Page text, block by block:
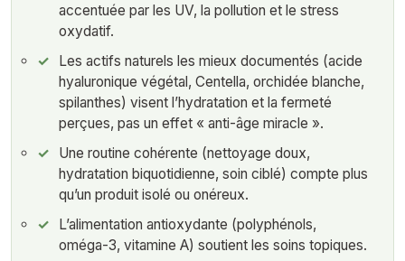
accentuée par les UV, la pollution et le stress
oxydatif.
Les actifs naturels les mieux documentés (acide
hyaluronique végétal, Centella, orchidée blanche,
spilanthes) visent l’hydratation et la fermeté
perçues, pas un effet « anti-âge miracle ».
Une routine cohérente (nettoyage doux,
hydratation biquotidienne, soin ciblé) compte plus
qu’un produit isolé ou onéreux.
L’alimentation antioxydante (polyphénols,
oméga-3, vitamine A) soutient les soins topiques.